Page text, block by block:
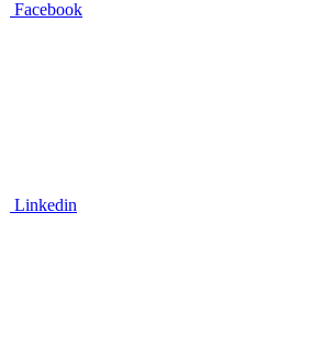
Facebook
Linkedin